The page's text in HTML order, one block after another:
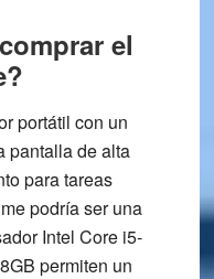
el
portátil con un
pantalla de alta
para tareas
podría ser una
Intel Core i5-
permiten un